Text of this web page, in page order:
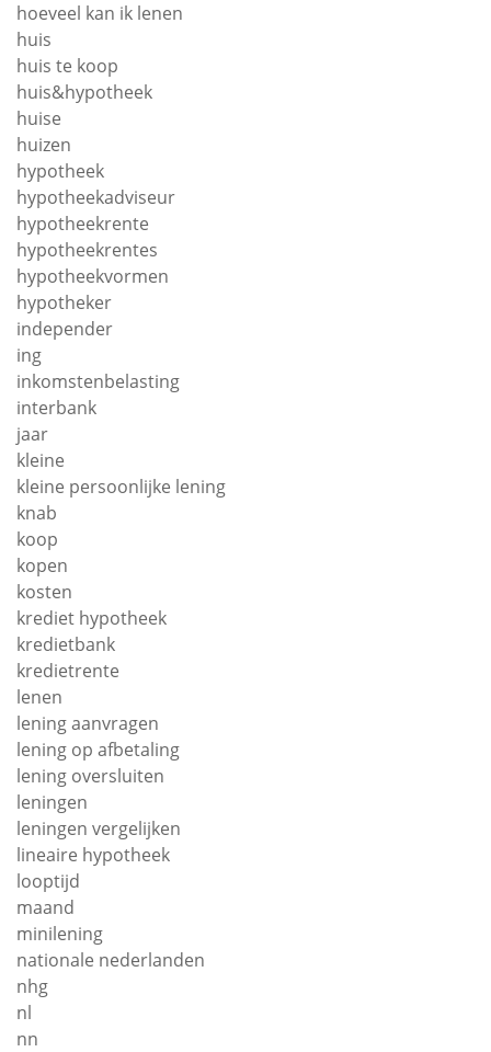
hoeveel kan ik lenen
huis
huis te koop
huis&hypotheek
huise
huizen
hypotheek
hypotheekadviseur
hypotheekrente
hypotheekrentes
hypotheekvormen
hypotheker
independer
ing
inkomstenbelasting
interbank
jaar
kleine
kleine persoonlijke lening
knab
koop
kopen
kosten
krediet hypotheek
kredietbank
kredietrente
lenen
lening aanvragen
lening op afbetaling
lening oversluiten
leningen
leningen vergelijken
lineaire hypotheek
looptijd
maand
minilening
nationale nederlanden
nhg
nl
nn